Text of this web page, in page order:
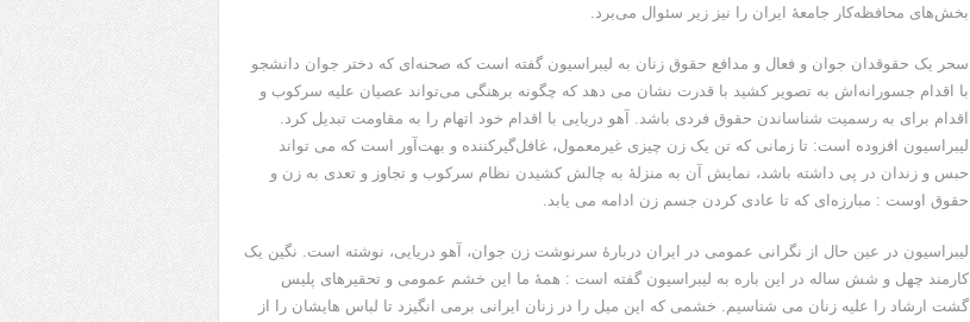
بخش‌های محافظه‌کار جامعۀ ایران را نیز زیر سئوال می‌برد.
سحر یک حقوقدان جوان و فعال و مدافع حقوق زنان به لیبراسیون گفته است که صحنه‌ای که دختر جوان دانشجو
با اقدام جسورانه‌اش به تصویر کشید با قدرت نشان می دهد که چگونه برهنگی می‌تواند عصیان علیه سرکوب و
اقدام برای به رسمیت شناساندن حقوق فردی باشد. آهو دریایی با اقدام خود اتهام را به مقاومت تبدیل کرد.
لیبراسیون افزوده است: تا زمانی که تن یک زن چیزی غیرمعمول، غافل‌گیرکننده و بهت‌آور است که می تواند
حبس و زندان در پی داشته باشد، نمایش آن به منزلۀ به چالش کشیدن نظام سرکوب و تجاوز و تعدی به زن و
حقوق اوست : مبارزه‌ای که تا عادی کردن جسم زن ادامه می یابد.
لیبراسیون در عین حال از نگرانی عمومی در ایران دربارۀ سرنوشت زن جوان، آهو دریایی، نوشته است. نگین یک
کارمند چهل و شش ساله در این باره به لیبراسیون گفته است : همۀ ما این خشم عمومی و تحقیرهای پلیس
گشت ارشاد را علیه زنان می شناسیم. خشمی که این میل را در زنان ایرانی برمی انگیزد تا لباس هایشان را از